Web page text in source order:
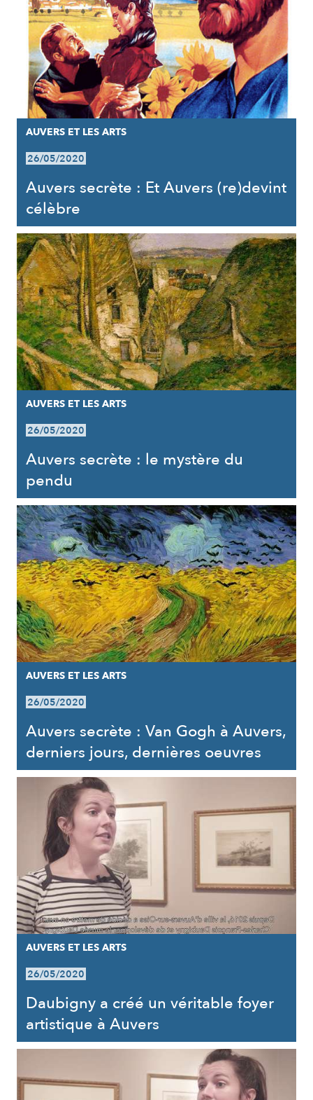
AUVERS ET LES ARTS
26/05/2020
Auvers secrète : Et Auvers (re)devint
célèbre
AUVERS ET LES ARTS
26/05/2020
Auvers secrète : le mystère du
pendu
AUVERS ET LES ARTS
26/05/2020
Auvers secrète : Van Gogh à Auvers,
derniers jours, dernières oeuvres
AUVERS ET LES ARTS
26/05/2020
Daubigny a créé un véritable foyer
artistique à Auvers